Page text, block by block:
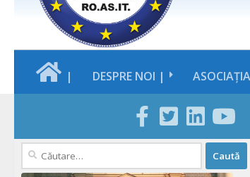
| DESPRE NOI |
Caută